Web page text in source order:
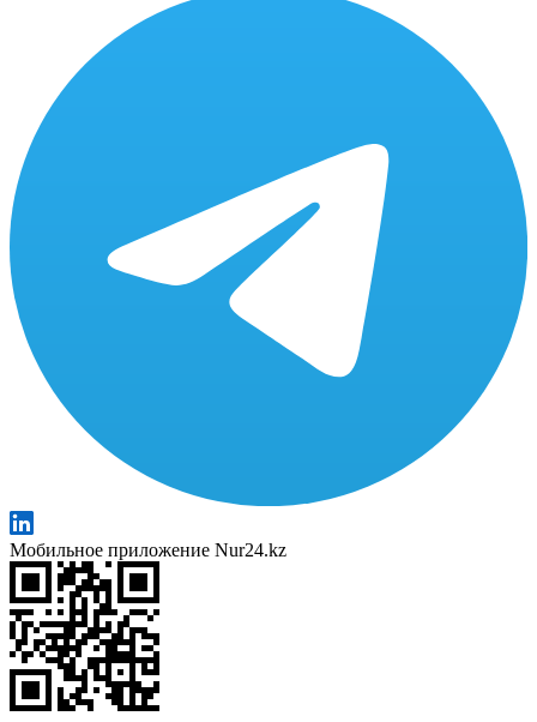
Мобильное приложение Nur24.kz